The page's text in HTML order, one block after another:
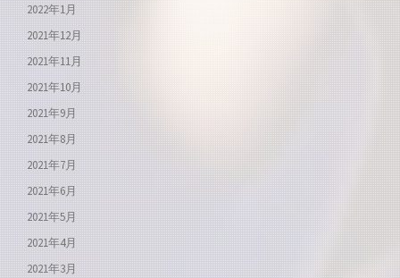
2022年1月
2021年12月
2021年11月
2021年10月
2021年9月
2021年8月
2021年7月
2021年6月
2021年5月
2021年4月
2021年3月